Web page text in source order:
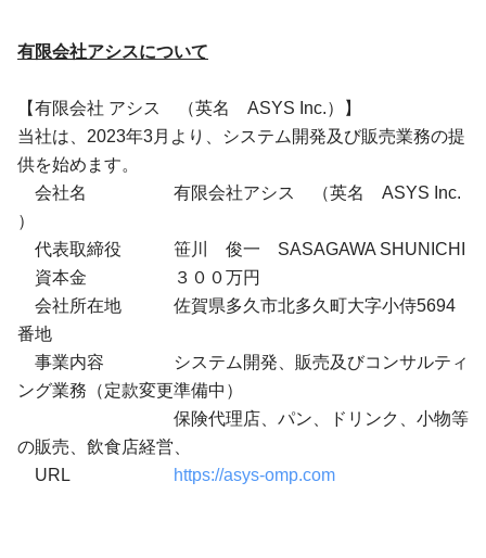
有限会社アシスについて
【有限会社 アシス （英名 ASYS Inc.）】
当社は、2023年3月より、システム開発及び販売業務の提
供を始めます。
会社名 有限会社アシス （英名 ASYS Inc.
）
代表取締役 笹川 俊一 SASAGAWA SHUNICHI
資本金 ３００万円
会社所在地 佐賀県多久市北多久町大字小侍5694
番地
事業内容 システム開発、販売及びコンサルティ
ング業務（定款変更準備中）
保険代理店、パン、ドリンク、小物等
の販売、飲食店経営、
URL
https://asys-omp.com